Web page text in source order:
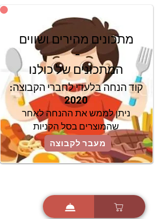
מתכונים מהירים ושווים
-
המתכונים של כולנו
קוד הנחה בלעדי לחברי הקבוצה:
2020
ניתן לממש את ההנחה לאחר
שהמוצרים בסל הקניות
מעבר לקבוצה